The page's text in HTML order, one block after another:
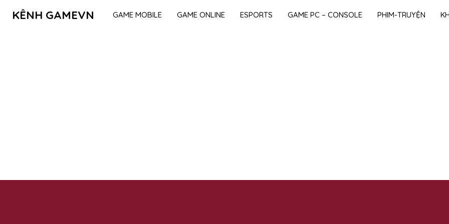
KÊNH GAMEVN GAME MOBILE GAME ONLINE ESPORTS GAME PC – CONSOLE PHIM-TRUYỆN